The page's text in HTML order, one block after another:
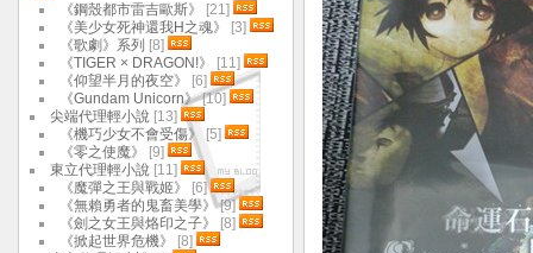
《鋼殼都市雷吉歐斯》
[21]
《美少女死神還我H之魂》
[3]
《歌劇》系列 [8]
《TIGER × DRAGON!》
[11]
《仰望半月的夜空》
[6]
《Gundam Unicorn》[10]
尖端代理輕小說 [13]
《機巧少女不會受傷》
[5]
《零之使魔》
[9]
東立代理輕小說 [11]
《魔彈之王與戰姬》
[6]
《無賴勇者的鬼畜美學》[9]
《劍之女王與烙印之子》
[8]
《掀起世界危機》
[8]